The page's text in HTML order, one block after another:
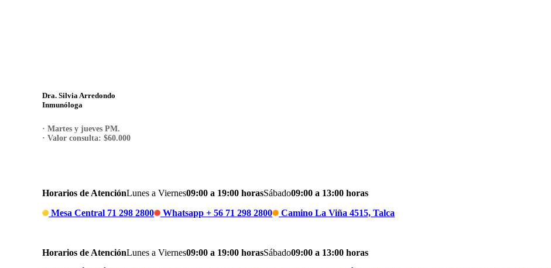
Dra. Silvia Arredondo
Inmunóloga
· Martes y jueves PM.
· Valor consulta: $60.000
Horarios de AtenciónLunes a Viernes09:00 a 19:00 horasSábado09:00 a 13:00 horas
Mesa Central 71 298 2800
Whatsapp + 56 71 298 2800 Camino La Viña 4515, Talca
Horarios de AtenciónLunes a Viernes09:00 a 19:00 horasSábado09:00 a 13:00 horas